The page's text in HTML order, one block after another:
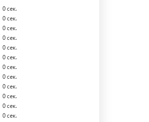
0сек.
0сек.
0сек.
0сек.
0сек.
0сек.
0сек.
0сек.
0сек.
0сек.
0сек.
0сек.